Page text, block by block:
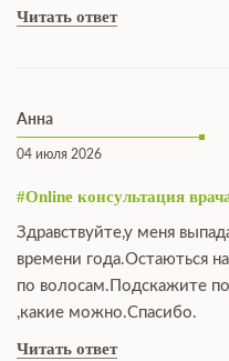
Читать ответ
Анна
04 июля 2026
#Online консультация
Здравствуйте,у меня
времени года.Остаються
по волосам.Подскажите
,какие можно.Спасибо.
Читать ответ